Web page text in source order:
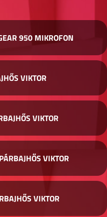
950 MIKROFON
VIKTOR
VIKTOR
VIKTOR
VIKTOR